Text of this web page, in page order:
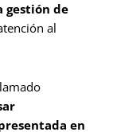
gestión de
al
en